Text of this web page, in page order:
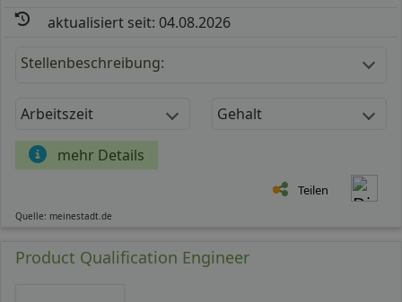
aktualisiert seit: 04.08.2026
Stellenbeschreibung:
Arbeitszeit Gehalt
mehr Details
Teilen
Quelle: meinestadt.de
Product Qualification Engineer